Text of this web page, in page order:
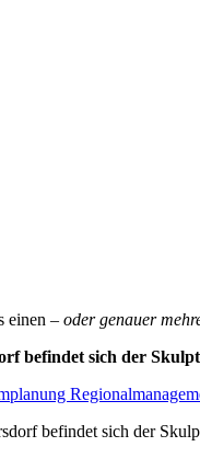
einen – oder genauer
befindet sich der
befindet sich der